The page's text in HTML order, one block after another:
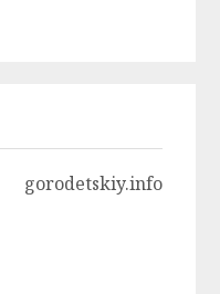
gorodetskiy.info